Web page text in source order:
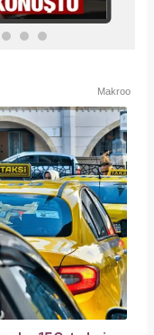
Makroo